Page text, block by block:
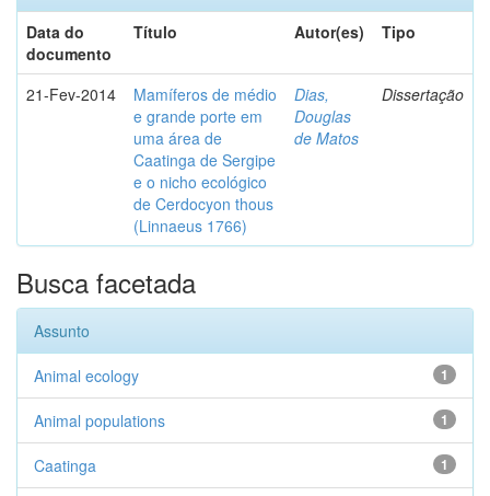
Data do
documento
Título Autor(es) Tipo
21-Fev-2014
Mamíferos de médio
e grande porte em
uma área de
Caatinga de Sergipe
e o nicho ecológico
de Cerdocyon thous
(Linnaeus 1766)
Dias,
Douglas
de Matos
Dissertação
Busca facetada
Assunto
1
Animal ecology
1
Animal populations
1
Caatinga